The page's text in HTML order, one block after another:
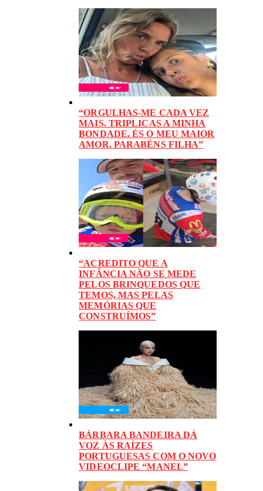
“ORGULHAS-ME CADA VEZ
MAIS. TRIPLICAS A MINHA
BONDADE. ÉS O MEU MAIOR
AMOR. PARABÉNS FILHA”
“ACREDITO QUE A
INFÂNCIA NÃO SE MEDE
PELOS BRINQUEDOS QUE
TEMOS, MAS PELAS
MEMÓRIAS QUE
CONSTRUÍMOS”
BÁRBARA BANDEIRA DÁ
VOZ ÀS RAÍZES
PORTUGUESAS COM O NOVO
VIDEOCLIPE “MANEL”